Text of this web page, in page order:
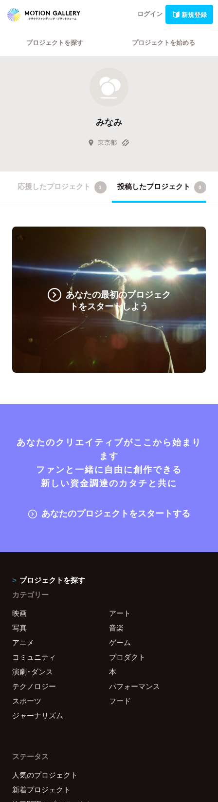
ログイン 新規登録
プロジェクトを探す プロジェクトを始める
みなみ
東京都
応援したプロジェクト 1 投稿したプロジェクト 0
あなたの最初のプロジェク
トをスタートしよう
あなたのクリエイティブがここから始まり
ます
ファンと一緒に自由に創作できる
新しい資金調達のカタチと共に
あなたのプロジェクトをスタートする
プロジェクトを探す
カテゴリー
映画
アート
写真
音楽
アニメ
ゲーム
コミュニティ
プロダクト
演劇・ダンス
本
テクノロジー
パフォーマンス
スポーツ
フード
ジャーナリズム
ステータス
人気のプロジェクト
新着プロジェクト